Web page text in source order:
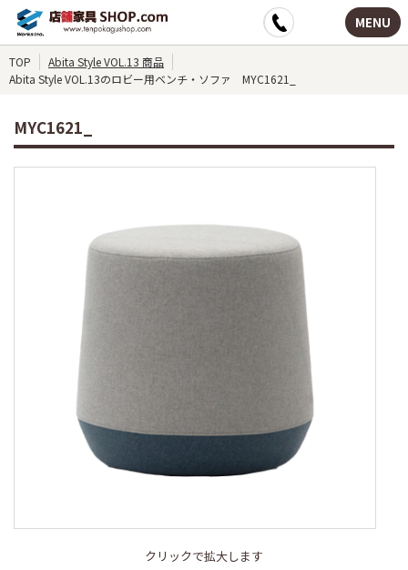
MENU
TOP
Abita Style VOL.13 商品
Abita Style VOL.13のロビー用ベンチ・ソファ MYC1621_
MYC1621_
クリックで拡大します